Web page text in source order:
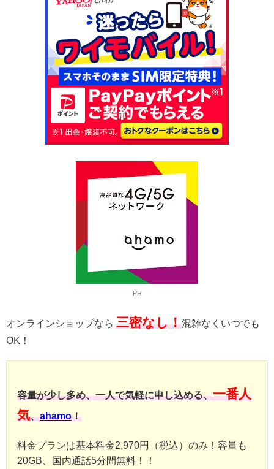
PR
オンラインショップなら 三密なし！混雑なくいつでも
OK！
容量が少し多め、一人で気軽に申し込める、一番人
気、ahamo！
料金プランは基本料金2,970円（税込）のみ！容量も
20GB、国内通話5分間無料！！